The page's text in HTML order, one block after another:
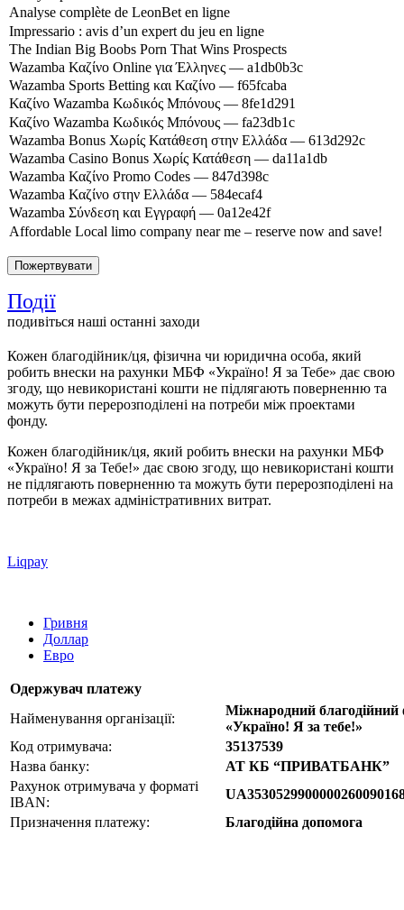
Події
подивіться наші останні заходи
Кожен благодійник/ця, фізична чи юридична особа, який
робить внески на рахунки МБФ «Україно! Я за Тебе» дає свою
згоду, що невикористані кошти не підлягають поверненню та
можуть бути перерозподілені на потреби між проектами
фонду.
Кожен благодійник/ця, який робить внески на рахунки МБФ
«Україно! Я за Тебе!» дає свою згоду, що невикористані кошти
не підлягають поверненню та можуть бути перерозподілені на
потреби в межах адміністративних витрат.
Liqpay
Гривня
Доллар
Евро
Одержувач платежу
Найменування організації:
Міжнародний благодійний
«Україно! Я за тебе!»
Код отримувача:
35137539
Назва банку:
АТ КБ “ПРИВАТБАНК”
Рахунок отримувача у форматі
IBAN:
Призначення платежу:
Благодійна допомога